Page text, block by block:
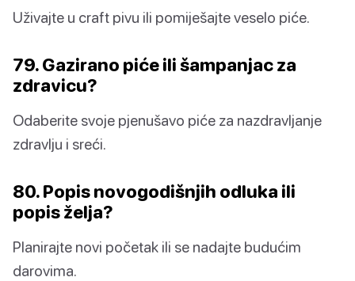
Uživajte u craft pivu ili pomiješajte veselo piće.
79. Gazirano piće ili šampanjac za
zdravicu?
Odaberite svoje pjenušavo piće za nazdravljanje
zdravlju i sreći.
80. Popis novogodišnjih odluka ili
popis želja?
Planirajte novi početak ili se nadajte budućim
darovima.